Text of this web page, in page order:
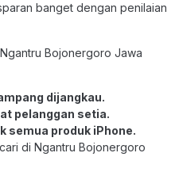
banget dengan penilaian
Bojonergoro Jawa
dijangkau.
pelanggan setia.
semua produk iPhone.
di Ngantru Bojonergoro